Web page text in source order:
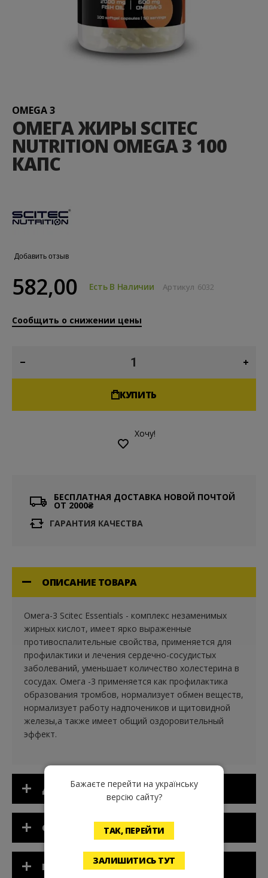
галереи
изображений
OMEGA 3
ОМЕГА ЖИРЫ SCITEC
NUTRITION OMEGA 3 100
КАПС
Добавить отзыв
582,00 Есть В Наличии Артикул 6032
Сообщить о снижении цены
КУПИТЬ
Хочу!
БЕСПЛАТНАЯ ДОСТАВКА НОВОЙ ПОЧТОЙ
ОТ 2000₴
ГАРАНТИЯ КАЧЕСТВА
ОПИСАНИЕ ТОВАРА
Омега-3 Scitec Essentials - комплекс незаменимых
жирных кислот, имеет ярко выраженные
противоспалительные свойства, применяется для
профилактики и лечения сердечно-сосудистых
заболеваний, уменьшает количество холестерина в
сосудах. Омега -3 применяется как профилактика
образования тромбов, нормализует обмен веществ,
нормализует работу надпочеников и щитовидной
железы,а также имеет общий оздоровительный
эффект.
ДОПОЛНИТЕЛЬНАЯ ИНФОРМАЦИЯ
ОТЗЫВЫ
ПРИМЕНЕНИЕ
Бажаєте перейти на українську
версію сайту?
ТАК, ПЕРЕЙТИ
ЗАЛИШИТИСЬ ТУТ